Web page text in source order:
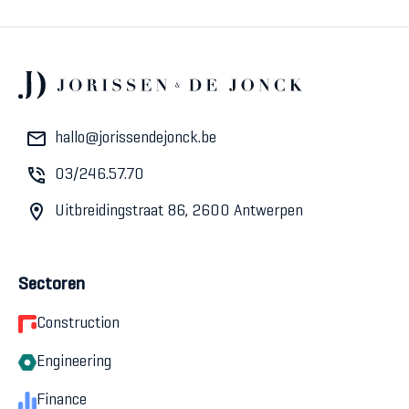
hallo@jorissendejonck.be
03/246.57.70
Uitbreidingstraat 86, 2600 Antwerpen
Sectoren
Construction
Engineering
Finance